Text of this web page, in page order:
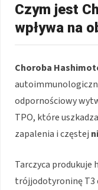
Czym jest
wpływa na
Choroba
odpornościowy
TPO, które
zapalenia i częstej
Tarczyca produkuje
trójjodotyroninę T3